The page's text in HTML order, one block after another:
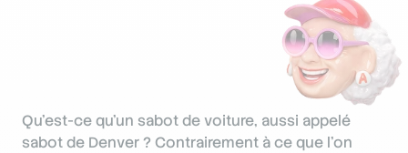
Se connecter
Qu’est-ce qu’un sabot de voiture, aussi appelé
sabot de Denver ? Contrairement à ce que l'on